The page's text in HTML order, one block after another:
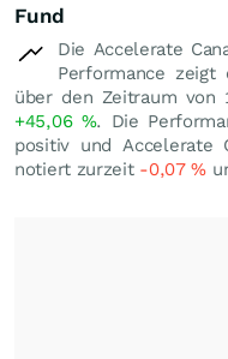
Fund
Die Accelerate
Performance
über den Zeitraum von
+45,06 %. Die
positiv und Accelerate
notiert zurzeit -0,07%